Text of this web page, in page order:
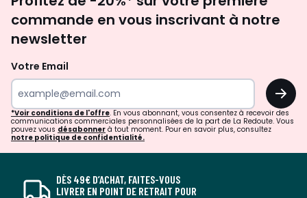
newsletter
commande en vous inscrivant à notre
newsletter
Votre Email
OK
*Voir conditions de l'offre. En vous abonnant, vous consentez à recevoir des
communications commerciales personnalisées de la part de La Redoute. Vous
pouvez vous désabonner à tout moment. Pour en savoir plus, consultez
notre politique de confidentialité.
DÈS 49€ D’ACHAT, FAITES-VOUS
LIVRER EN POINT DE RETRAIT POUR